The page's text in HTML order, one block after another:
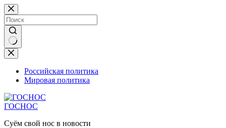
Перейти
к
сути
Ничего
не
найденоРоссийская политика
Мировая политика
ГОСНОС
Суём свой нос в новости